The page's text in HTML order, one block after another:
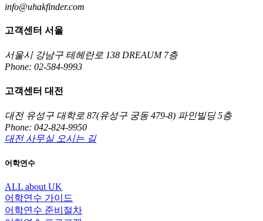
info@uhakfinder.com
고객센터 서울
서울시 강남구 테헤란로 138 DREAUM 7층
Phone: 02-584-9993
고객센터 대전
대전 유성구 대학로 87(유성구 궁동 479-8) 파인빌딩 5층
Phone: 042-824-9950
대전 사무실 오시는 길
어학연수
ALL about UK
어학연수 가이드
어학연수 준비절차